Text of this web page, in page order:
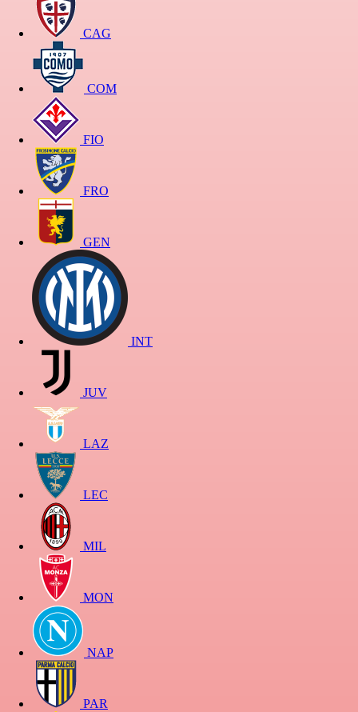
CAG
COM
FIO
FRO
GEN
INT
JUV
LAZ
LEC
MIL
MON
NAP
PAR